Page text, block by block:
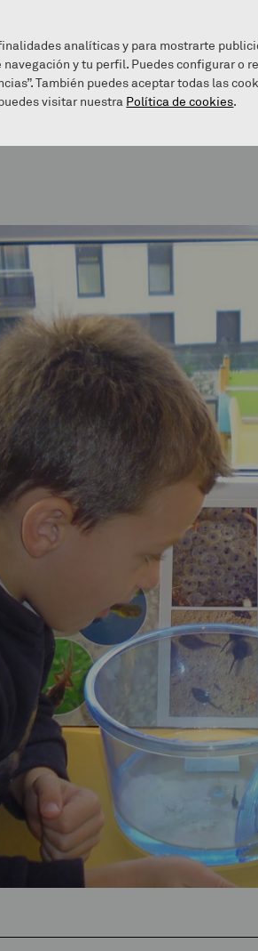
EZAGUTU GAITZAZU
analíticas y para mostrarte
y tu perfil. Puedes configurar o
También puedes aceptar todas las
visitar nuestra Política de cookies.